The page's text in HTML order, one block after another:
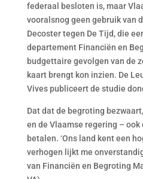
federaal besloten is, maar
vooralsnog geen gebruik van
Decoster tegen De Tijd, die
departement Financiën en
budgettaire gevolgen van de
kaart brengt kon inzien. De
Vives publiceert de studie
Dat dat de begroting
en de Vlaamse regering –
betalen. ‘Ons land kent een
verhogen lijkt me
van Financiën en Begroting